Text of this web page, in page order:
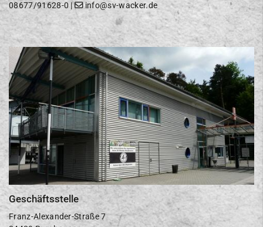
08677/91628-0 | info@sv-wacker.de
Geschäftsstelle
Franz-Alexander-Straße 7